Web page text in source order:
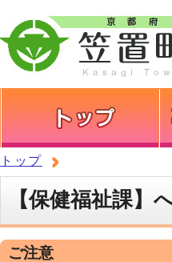
トップ
【保健福祉課】
ご注意